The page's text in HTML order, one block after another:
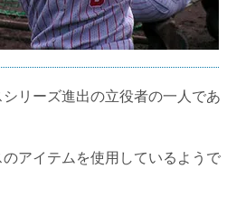
リーズ進出の立役者の一人であ
アイテムを使用しているようで